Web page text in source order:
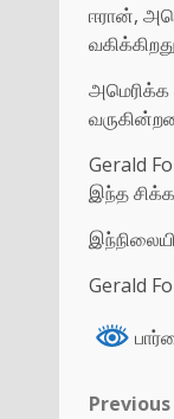
ஈரான்,
அமெரிக்க
Gerald
இந்த
Gerald
Previous